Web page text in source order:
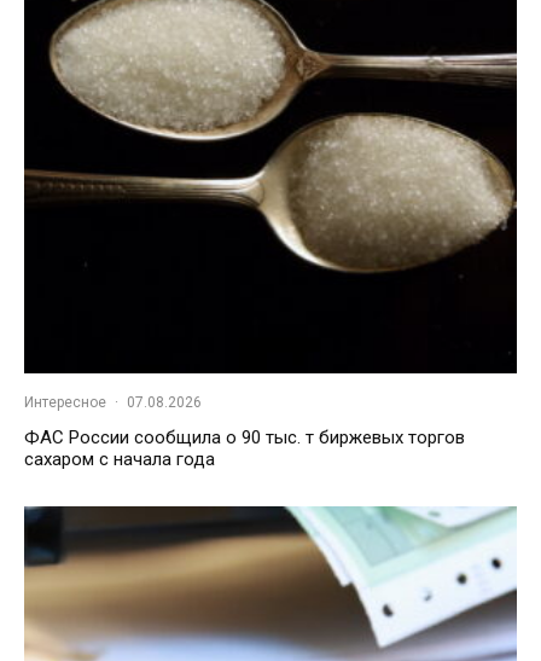
Интересное · 07.08.2026
ФАС России сообщила о 90 тыс. т биржевых торгов
сахаром с начала года